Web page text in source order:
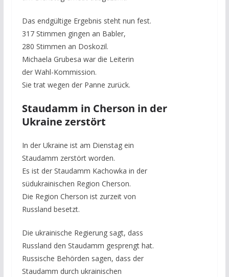
Das endgültige Ergebnis steht nun fest.
317 Stimmen gingen an Babler,
280 Stimmen an Doskozil.
Michaela Grubesa war die Leiterin
der Wahl-Kommission.
Sie trat wegen der Panne zurück.
Staudamm in Cherson in der
Ukraine zerstört
In der Ukraine ist am Dienstag ein
Staudamm zerstört worden.
Es ist der Staudamm Kachowka in der
südukrainischen Region Cherson.
Die Region Cherson ist zurzeit von
Russland besetzt.
Die ukrainische Regierung sagt, dass
Russland den Staudamm gesprengt hat.
Russische Behörden sagen, dass der
Staudamm durch ukrainischen